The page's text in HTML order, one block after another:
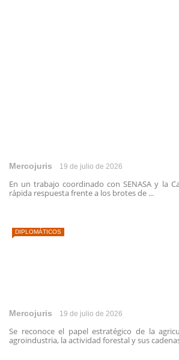
Mercojuris 19 de julio de 2026
En un trabajo coordinado con SENASA y la
rápida respuesta frente a los brotes de ...
DIPLOMÁTICOS
Mercojuris 19 de julio de 2026
Se reconoce el papel estratégico de la
agroindustria, la actividad forestal y sus